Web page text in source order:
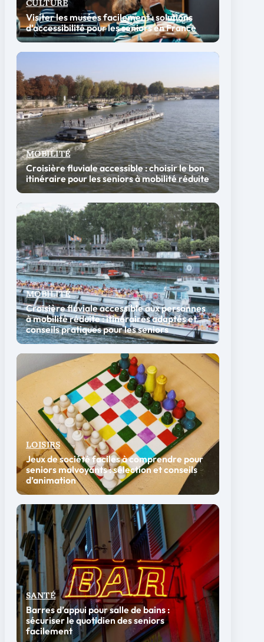
CULTURE
Visiter les musées facilement : solutions
d’accessibilité pour les seniors en France
MOBILITÉ
Croisière fluviale accessible : choisir le bon
itinéraire pour les seniors à mobilité réduite
MOBILITÉ
Croisière fluviale accessible aux personnes
à mobilité réduite : itinéraires adaptés et
conseils pratiques pour les seniors
LOISIRS
Jeux de société faciles à comprendre pour
seniors malvoyants : sélection et conseils
d’animation
SANTÉ
Barres d’appui pour salle de bains :
sécuriser le quotidien des seniors
facilement